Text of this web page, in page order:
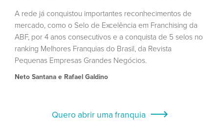
A rede já conquistou importantes reconhecimentos de
mercado, como o Selo de Excelência em Franchising da
ABF, por 4 anos consecutivos e a conquista de 5 selos no
ranking Melhores Franquias do Brasil, da Revista
Pequenas Empresas Grandes Negócios.
Neto Santana e Rafael Galdino
Quero abrir uma franquia